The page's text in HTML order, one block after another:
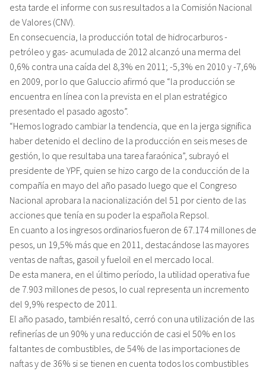
esta tarde el informe con sus resultados a la Comisión Nacional
de Valores (CNV).
En consecuencia, la producción total de hidrocarburos -
petróleo y gas- acumulada de 2012 alcanzó una merma del
0,6% contra una caída del 8,3% en 2011; -5,3% en 2010 y -7,6%
en 2009, por lo que Galuccio afirmó que “la producción se
encuentra en línea con la prevista en el plan estratégico
presentado el pasado agosto”.
“Hemos logrado cambiar la tendencia, que en la jerga significa
haber detenido el declino de la producción en seis meses de
gestión, lo que resultaba una tarea faraónica”, subrayó el
presidente de YPF, quien se hizo cargo de la conducción de la
compañía en mayo del año pasado luego que el Congreso
Nacional aprobara la nacionalización del 51 por ciento de las
acciones que tenía en su poder la española Repsol.
En cuanto a los ingresos ordinarios fueron de 67.174 millones de
pesos, un 19,5% más que en 2011, destacándose las mayores
ventas de naftas, gasoil y fueloil en el mercado local.
De esta manera, en el último período, la utilidad operativa fue
de 7.903 millones de pesos, lo cual representa un incremento
del 9,9% respecto de 2011.
El año pasado, también resaltó, cerró con una utilización de las
refinerías de un 90% y una reducción de casi el 50% en los
faltantes de combustibles, de 54% de las importaciones de
naftas y de 36% si se tienen en cuenta todos los combustibles